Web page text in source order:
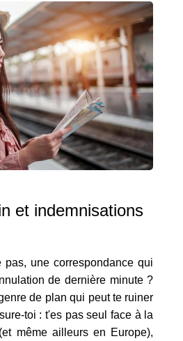
et indemnisations
pas, une correspondance qui
de dernière minute ?
de plan qui peut te ruiner
toi : t'es pas seul face à la
même ailleurs en Europe),